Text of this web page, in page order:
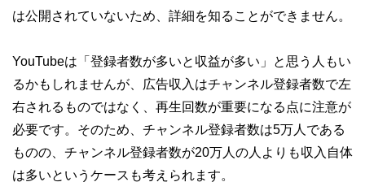
は公開されていないため、詳細を知ることができません。
YouTubeは「登録者数が多いと収益が多い」と思う人もい
るかもしれませんが、広告収入はチャンネル登録者数で左
右されるものではなく、再生回数が重要になる点に注意が
必要です。そのため、チャンネル登録者数は5万人である
ものの、チャンネル登録者数が20万人の人よりも収入自体
は多いというケースも考えられます。